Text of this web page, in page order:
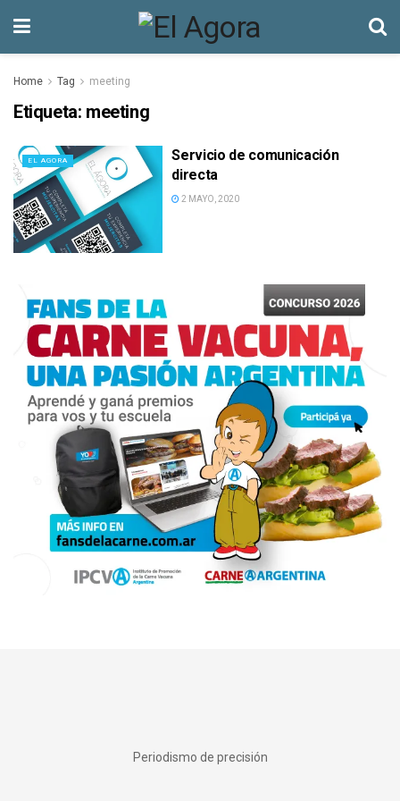
Home Tag meeting
Etiqueta: meeting
EL AGORA
Servicio de comunicación
directa
2 MAYO, 2020
Periodismo de precisión